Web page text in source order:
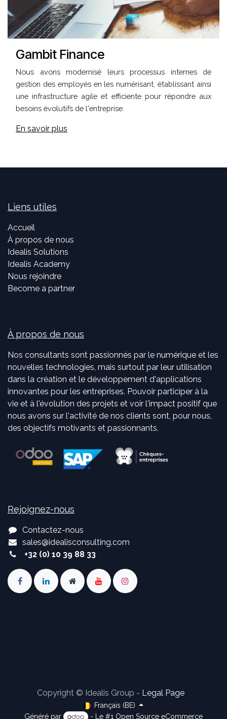
Gambit Finance
Nous avons modernisé leurs processus internes de
gestion des employés en les numérisant, établissant ainsi
une infrastructure agile et efficiente pour répondre aux
besoins évolutifs de l'entreprise.
En savoir plus
Liens utiles
Accueil
À propos de nous
Idealis Solutions
Idealis Academy
Nous rejoindre
Become a partner
À propos de nous
Nos consultants sont passionnés par le numérique et les
nouvelles technologies, mais surtout par leur utilisation
dans la création et le développement d'applications
innovantes pour les entreprises. Pouvoir participer à la
vie et à l'évolution des projets et voir l'impact positif que
nous avons sur l'activité de nos clients sont, pour nous,
des objectifs motivants et passionnants.
Rejoignez-nous
Contactez-nous
sales@idealisconsulting.com
+32 (0) 10 39 88 33
Copyright © Idealis Group - Legal Page
Français (BE)
Généré par
- Le #1 Open Source eCommerce